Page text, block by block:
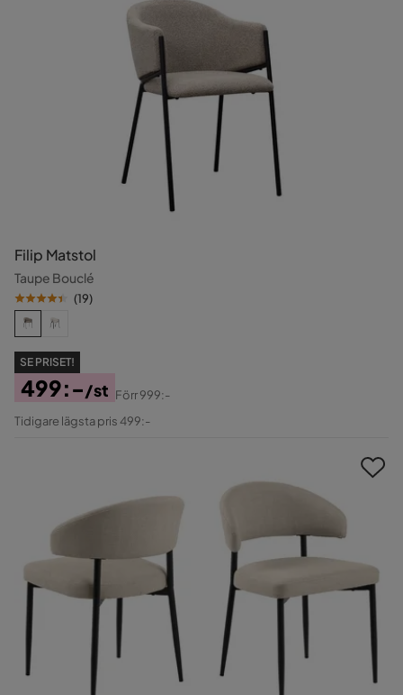
Filip Matstol
Taupe Bouclé
(19)
SE PRISET!
Pris
499:-/st
Original
Förr999:-
Tidigare lägsta pris 499:-